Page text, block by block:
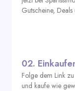
Gutscheine,
02.
Folge dem Link
und kaufe wie